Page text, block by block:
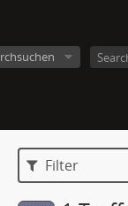
Filter